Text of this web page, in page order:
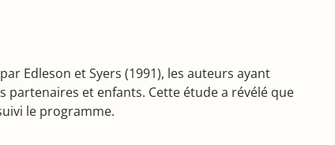
Edleson et Syers (1991), les auteurs ayant
et enfants. Cette étude a révélé que
le programme.